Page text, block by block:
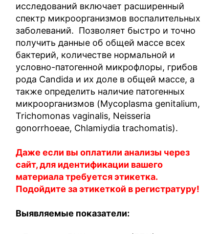
исследований включает расширенный
спектр микроорганизмов воспалительных
заболеваний. Позволяет быстро и точно
получить данные об общей массе всех
бактерий, количестве нормальной и
условно-патогенной микрофлоры, грибов
рода Candida и их доле в общей массе, а
также определить наличие патогенных
микроорганизмов (Mycoplasma genitalium,
Trichomonas vaginalis, Neisseria
gonorrhoeae, Chlamiydia trachomatis).
Даже если вы оплатили анализы через
сайт, для идентификации вашего
материала требуется этикетка.
Подойдите за этикеткой в регистратуру!
Выявляемые показатели: